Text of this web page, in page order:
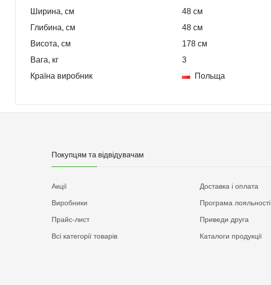
Ширина, см
48 см
Глибина, см
48 см
Висота, см
178 см
Вага, кг
3
Країна виробник
Польща
Покупцям та відвідувачам
Акції
Виробники
Прайс-лист
Всі категорії товарів
Доставка і оплата
Програма лояльності
Приведи друга
Каталоги продукції